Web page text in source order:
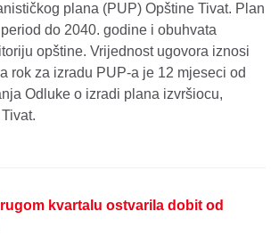
plana (PUP) Opštine Tivat. Plan
do 2040. godine i obuhvata
opštine. Vrijednost ugovora iznosi
rok za izradu PUP-a je 12 mjeseci od
Odluke o izradi plana izvršiocu,
kvartalu ostvarila dobit od